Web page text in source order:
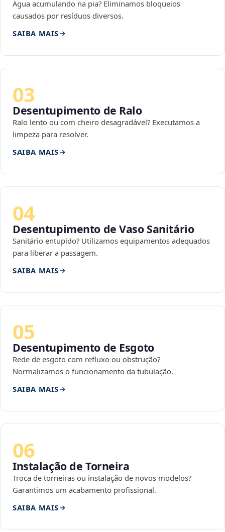
Água acumulando na pia? Eliminamos bloqueios
causados por resíduos diversos.
SAIBA MAIS
03
Desentupimento de Ralo
Ralo lento ou com cheiro desagradável? Executamos a
limpeza para resolver.
SAIBA MAIS
04
Desentupimento de Vaso Sanitário
Sanitário entupido? Utilizamos equipamentos adequados
para liberar a passagem.
SAIBA MAIS
05
Desentupimento de Esgoto
Rede de esgoto com refluxo ou obstrução?
Normalizamos o funcionamento da tubulação.
SAIBA MAIS
06
Instalação de Torneira
Troca de torneiras ou instalação de novos modelos?
Garantimos um acabamento profissional.
SAIBA MAIS